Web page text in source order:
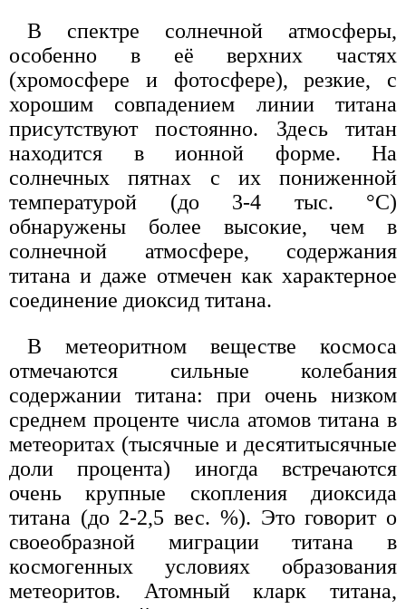
В спектре солнечной атмосферы,
особенно в её верхних частях
(хромосфере и фотосфере), резкие, с
хорошим совпадением линии титана
присутствуют постоянно. Здесь титан
находится в ионной форме. На
солнечных пятнах с их пониженной
температурой (до 3-4 тыс. °С)
обнаружены более высокие, чем в
солнечной атмосфере, содержания
титана и даже отмечен как характерное
соединение диоксид титана.
В метеоритном веществе космоса
отмечаются сильные колебания
содержании титана: при очень низком
среднем проценте числа атомов титана в
метеоритах (тысячные и десятитысячные
доли процента) иногда встречаются
очень крупные скопления диоксида
титана (до 2-2,5 вес. %). Это говорит о
своеобразной миграции титана в
космогенных условиях образования
метеоритов. Атомный кларк титана,